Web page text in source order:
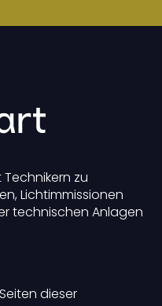
zu
Lichtimmissionen
technischen Anlagen
dieser